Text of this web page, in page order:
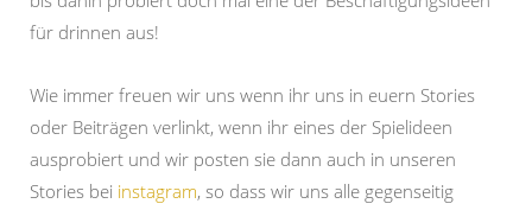
für drinnen aus!
Wie immer freuen wir uns wenn ihr uns in euern Stories
oder Beiträgen verlinkt, wenn ihr eines der Spielideen
ausprobiert und wir posten sie dann auch in unseren
Stories bei instagram, so dass wir uns alle gegenseitig